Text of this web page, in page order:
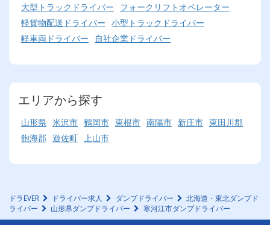
大型トラックドライバー
フォークリフトオペレーター
軽貨物配送ドライバー 小型トラックドライバー
軽車両ドライバー
自社企業ドライバー
エリアから探す
山形県 米沢市 鶴岡市 東根市 南陽市 新庄市 東田川郡
飽海郡 遊佐町 上山市
ドラEVER ドライバー求人 ダンプドライバー
北海道・東北ダンプド
ライバー
山形県ダンプドライバー 寒河江市ダンプドライバー